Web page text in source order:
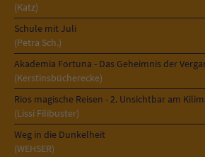
(Katz)
Schule mit Juli
(Petra Sch.)
Akademia Fortuna - Das Geheimnis der
(Kerstinsbücherecke)
Rios magische Reisen - 2. Unsichtbar am
(Lissi Filibuster)
Weg in die Dunkelheit
(WEHSER)